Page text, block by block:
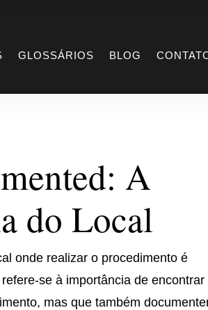
GLOSSÁRIOS BLOG
A
do Local
onde realizar o procedimento é
se à importância de encontrar
mas que também